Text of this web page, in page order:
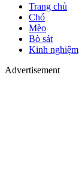
Trang chủ
Chó
Mèo
Bò sát
Kinh nghiệm
Advertisement